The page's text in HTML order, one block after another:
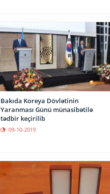
Bakıda Koreya Dövlətinin
Yaranması Günü münasibətilə
tədbir keçirilib
09-10-2019